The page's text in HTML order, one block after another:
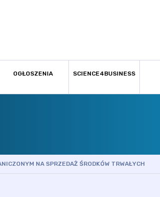
OGŁOSZENIA SCIENCE4BUSINESS
NA SPRZEDAŻ ŚRODKÓW TRWAŁYCH